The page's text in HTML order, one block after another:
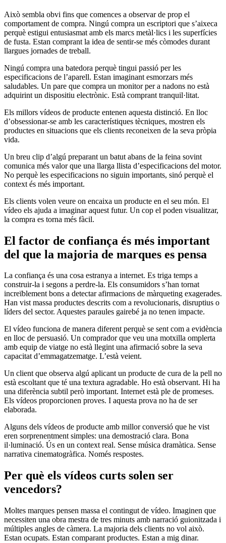
Això sembla obvi fins que comences a observar de prop el
comportament de compra. Ningú compra un escriptori que s’aixeca
perquè estigui entusiasmat amb els marcs metàl·lics i les superfícies
de fusta. Estan comprant la idea de sentir-se més còmodes durant
llargues jornades de treball.
Ningú compra una batedora perquè tingui passió per les
especificacions de l’aparell. Estan imaginant esmorzars més
saludables. Un pare que compra un monitor per a nadons no està
adquirint un dispositiu electrònic. Està comprant tranquil·litat.
Els millors vídeos de producte entenen aquesta distinció. En lloc
d’obsessionar-se amb les característiques tècniques, mostren els
productes en situacions que els clients reconeixen de la seva pròpia
vida.
Un breu clip d’algú preparant un batut abans de la feina sovint
comunica més valor que una llarga llista d’especificacions del motor.
No perquè les especificacions no siguin importants, sinó perquè el
context és més important.
Els clients volen veure on encaixa un producte en el seu món. El
vídeo els ajuda a imaginar aquest futur. Un cop el poden visualitzar,
la compra es torna més fàcil.
El factor de confiança és més important
del que la majoria de marques es pensa
La confiança és una cosa estranya a internet. Es triga temps a
construir-la i segons a perdre-la. Els consumidors s’han tornat
increïblement bons a detectar afirmacions de màrqueting exagerades.
Han vist massa productes descrits com a revolucionaris, disruptius o
líders del sector. Aquestes paraules gairebé ja no tenen impacte.
El vídeo funciona de manera diferent perquè se sent com a evidència
en lloc de persuasió. Un comprador que veu una motxilla omplerta
amb equip de viatge no està llegint una afirmació sobre la seva
capacitat d’emmagatzematge. L’està veient.
Un client que observa algú aplicant un producte de cura de la pell no
està escoltant que té una textura agradable. Ho està observant. Hi ha
una diferència subtil però important. Internet està ple de promeses.
Els vídeos proporcionen proves. I aquesta prova no ha de ser
elaborada.
Alguns dels vídeos de producte amb millor conversió que he vist
eren sorprenentment simples: una demostració clara. Bona
il·luminació. Ús en un context real. Sense música dramàtica. Sense
narrativa cinematogràfica. Només respostes.
Per què els vídeos curts solen ser
vencedors?
Moltes marques pensen massa el contingut de vídeo. Imaginen que
necessiten una obra mestra de tres minuts amb narració guionitzada i
múltiples angles de càmera. La majoria dels clients no vol això.
Estan ocupats. Estan comparant productes. Estan a mig dinar.